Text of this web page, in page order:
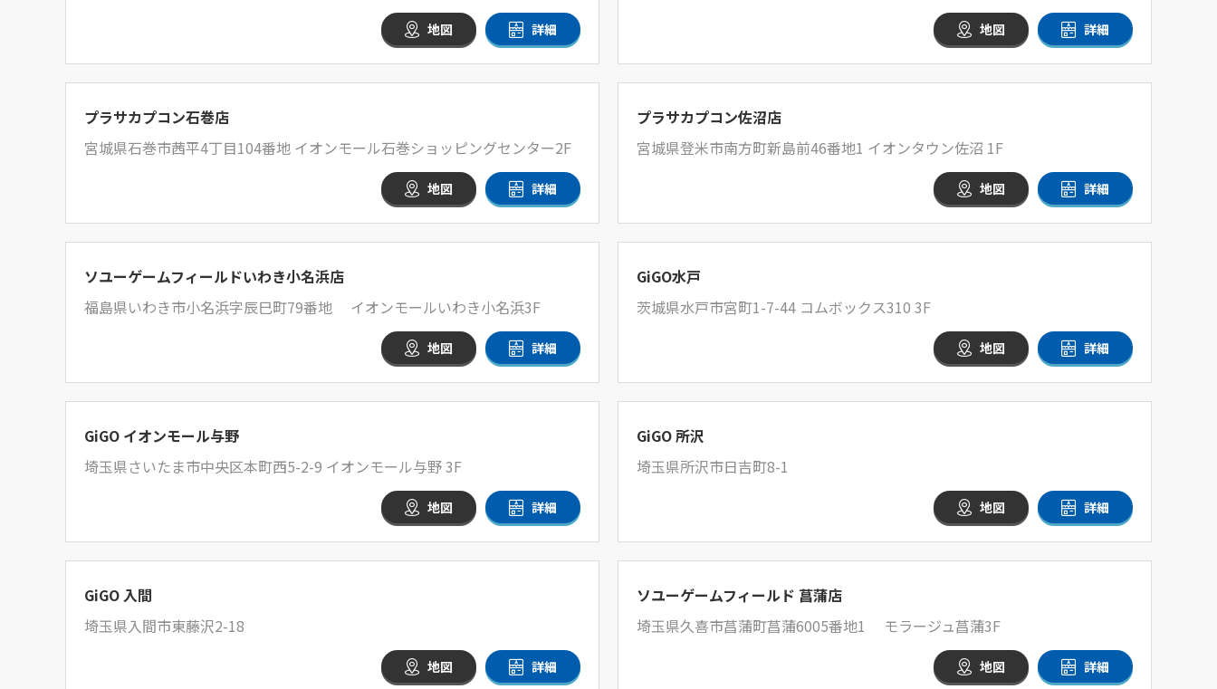
地図 詳細 地図 詳細
プラサカプコン石巻店
宮城県石巻市茜平4丁目104番地 イオンモール石巻ショッピングセンター2F
地図 詳細
プラサカプコン佐沼店
宮城県登米市南方町新島前46番地1 イオンタウン佐沼 1F
地図 詳細
ソユーゲームフィールドいわき小名浜店
福島県いわき市小名浜字辰巳町79番地 イオンモールいわき小名浜3F
地図 詳細
GiGO水戸
茨城県水戸市宮町1-7-44 コムボックス310 3F
地図 詳細
GiGO イオンモール与野
埼玉県さいたま市中央区本町西5-2-9 イオンモール与野 3F
地図 詳細
GiGO 所沢
埼玉県所沢市日吉町8-1
地図 詳細
GiGO 入間
埼玉県入間市東藤沢2-18
地図 詳細
ソユーゲームフィールド 菖蒲店
埼玉県久喜市菖蒲町菖蒲6005番地1 モラージュ菖蒲3F
地図 詳細